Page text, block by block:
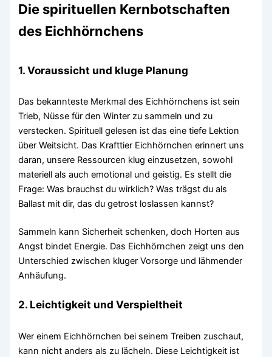
Die spirituellen Kernbotschaften
des Eichhörnchens
1. Voraussicht und kluge Planung
Das bekannteste Merkmal des Eichhörnchens ist sein
Trieb, Nüsse für den Winter zu sammeln und zu
verstecken. Spirituell gelesen ist das eine tiefe Lektion
über Weitsicht. Das Krafttier Eichhörnchen erinnert uns
daran, unsere Ressourcen klug einzusetzen, sowohl
materiell als auch emotional und geistig. Es stellt die
Frage: Was brauchst du wirklich? Was trägst du als
Ballast mit dir, das du getrost loslassen kannst?
Sammeln kann Sicherheit schenken, doch Horten aus
Angst bindet Energie. Das Eichhörnchen zeigt uns den
Unterschied zwischen kluger Vorsorge und lähmender
Anhäufung.
2. Leichtigkeit und Verspieltheit
Wer einem Eichhörnchen bei seinem Treiben zuschaut,
kann nicht anders als zu lächeln. Diese Leichtigkeit ist